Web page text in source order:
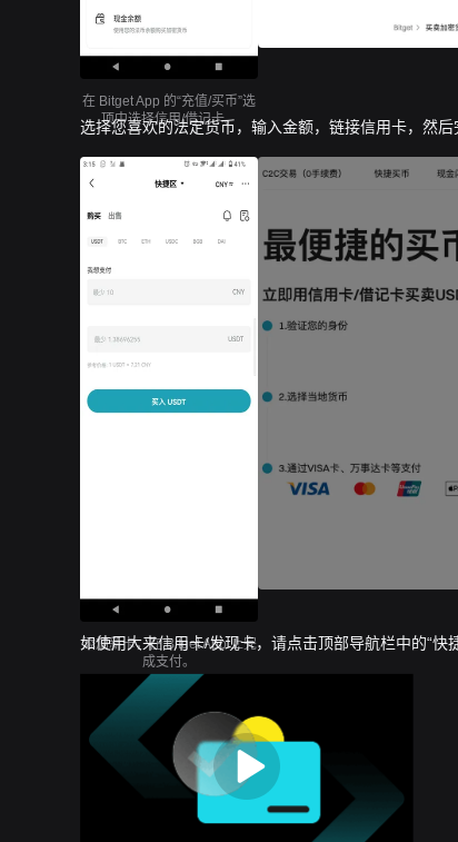
在 Bitget App 的“充值/买币”选
项中选择信用/借记卡。
选择您喜欢的法定货币，输入金额，链接信用卡，然后
添加新卡，在 Bitget App 上完
成支付。
如使用大来信用卡/发现卡，请点击顶部导航栏中的“快